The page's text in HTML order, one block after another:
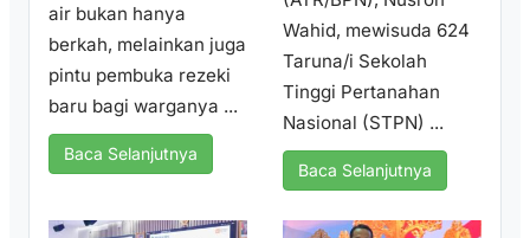
air bukan hanya
berkah, melainkan juga
pintu pembuka rezeki
baru bagi warganya ...
Baca Selanjutnya
Wahid, mewisuda 624
Taruna/i Sekolah
Tinggi Pertanahan
Nasional (STPN) ...
Baca Selanjutnya